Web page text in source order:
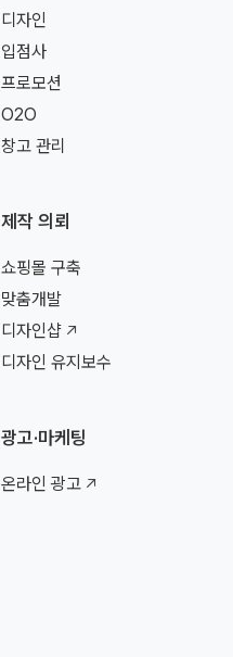
디자인
입점사
프로모션
O2O
창고 관리
제작 의뢰
쇼핑몰 구축
맞춤개발
디자인샵
디자인 유지보수
광고·마케팅
온라인 광고